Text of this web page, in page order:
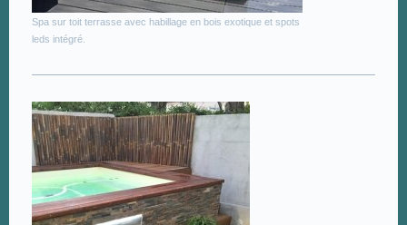
Spa sur toit terrasse avec habillage en bois exotique et spots
leds intégré.